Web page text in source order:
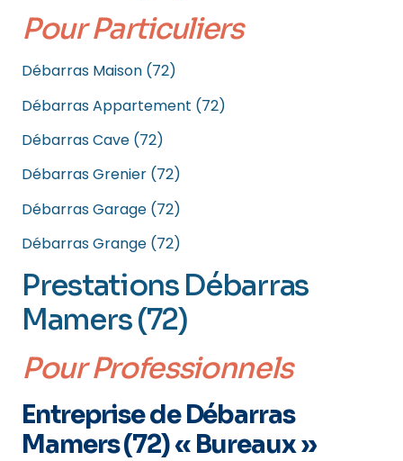
Pour Particuliers
Débarras Maison (72)
Débarras Appartement (72)
Débarras Cave (72)
Débarras Grenier (72)
Débarras Garage (72)
Débarras Grange (72)
Prestations Débarras
Mamers (72)
Pour Professionnels
Entreprise de Débarras
Mamers (72) « Bureaux »